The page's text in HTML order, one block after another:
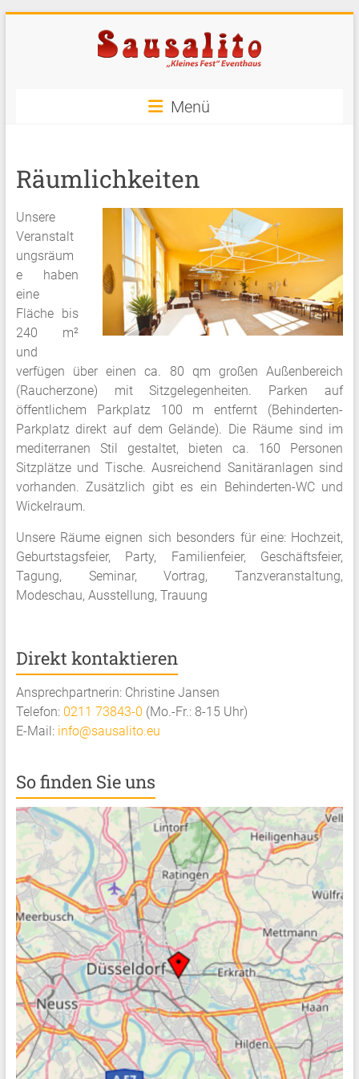
Eventhaus
Der
Partyraum
in
Düsseldorf
Menü
Räumlichkeiten
Unsere
Veranstalt
ungsräum
e haben
eine
Fläche bis
240 m²
und
verfügen über einen ca. 80 qm großen Außenbereich
(Raucherzone) mit Sitzgelegenheiten. Parken auf
öffentlichem Parkplatz 100 m entfernt (Behinderten-
Parkplatz direkt auf dem Gelände). Die Räume sind im
mediterranen Stil gestaltet, bieten ca. 160 Personen
Sitzplätze und Tische. Ausreichend Sanitäranlagen sind
vorhanden. Zusätzlich gibt es ein Behinderten-WC und
Wickelraum.
Unsere Räume eignen sich besonders für eine: Hochzeit,
Geburtstagsfeier, Party, Familienfeier, Geschäftsfeier,
Tagung, Seminar, Vortrag, Tanzveranstaltung,
Modeschau, Ausstellung, Trauung
Direkt kontaktieren
Ansprechpartnerin: Christine Jansen
Telefon: 0211 73843-0 (Mo.-Fr.: 8-15 Uhr)
E-Mail: info@sausalito.eu
So finden Sie uns